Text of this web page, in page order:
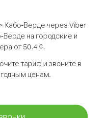
Кабо-Верде через Viber
Верде на городские и
от 50.4 ¢.
тариф и звоните в
ценам.